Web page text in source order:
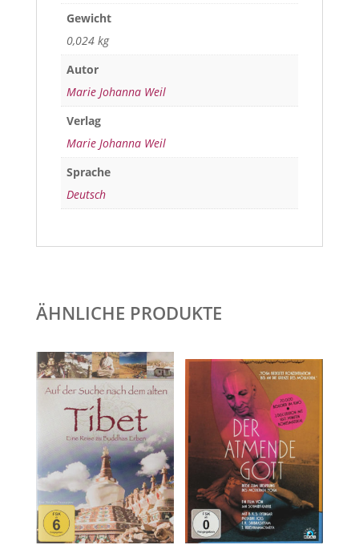
Gewicht
0,024 kg
Autor
Marie Johanna Weil
Verlag
Marie Johanna Weil
Sprache
Deutsch
ÄHNLICHE PRODUKTE